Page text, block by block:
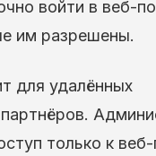
войти в веб-
им разрешены.
для удалённых
только к